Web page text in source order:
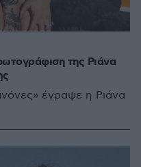
της Ριάνα
έγραψε η Ριάνα